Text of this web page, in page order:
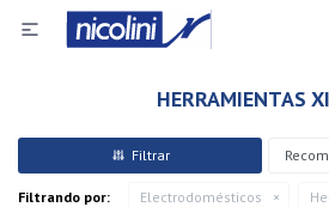

HERRAMIENTAS
Filtrando por: Electrodomésticos